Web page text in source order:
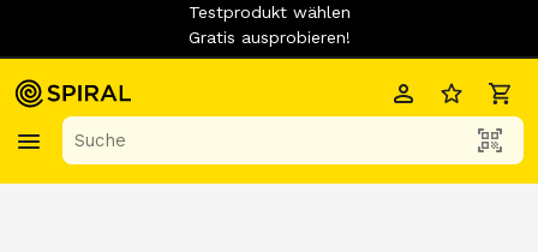
Testprodukt wählen
Gratis ausprobieren!